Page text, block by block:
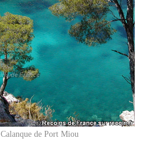
Calanque de Port Miou